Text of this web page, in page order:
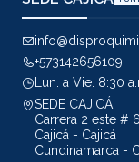
+573142656109
Lun. a Vie. 8:30
SEDE CAJICÁ
Carrera 2 este #
Cajicá - Cajicá
Cundinamarca -